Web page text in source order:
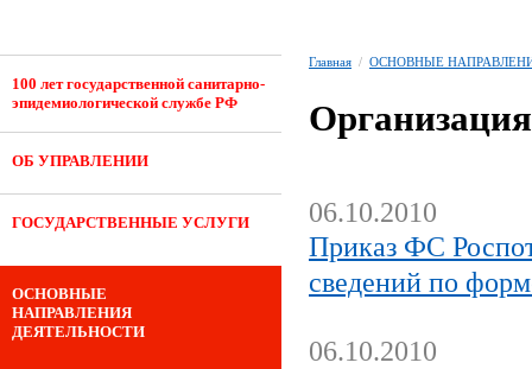
100 лет государственной санитарно-
эпидемиологической службе РФ
ОБ УПРАВЛЕНИИ
ГОСУДАРСТВЕННЫЕ УСЛУГИ
ОСНОВНЫЕ
НАПРАВЛЕНИЯ
ДЕЯТЕЛЬНОСТИ
Главная / ОСНОВНЫЕ
06.10.2010
Приказ ФС
сведений по
06.10.2010